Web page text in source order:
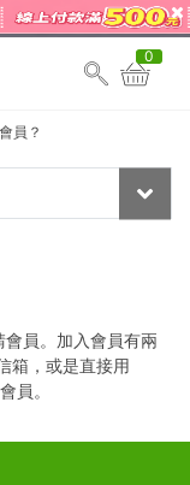
0
員？
員。加入會員有兩
箱，或是直接用
員。